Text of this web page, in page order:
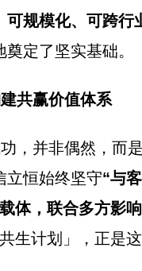
可规模化、可跨行
定了坚实基础。
共赢价值体系
非偶然，而是
立恒始终坚守“与
体，联合多方影
生计划」，正是